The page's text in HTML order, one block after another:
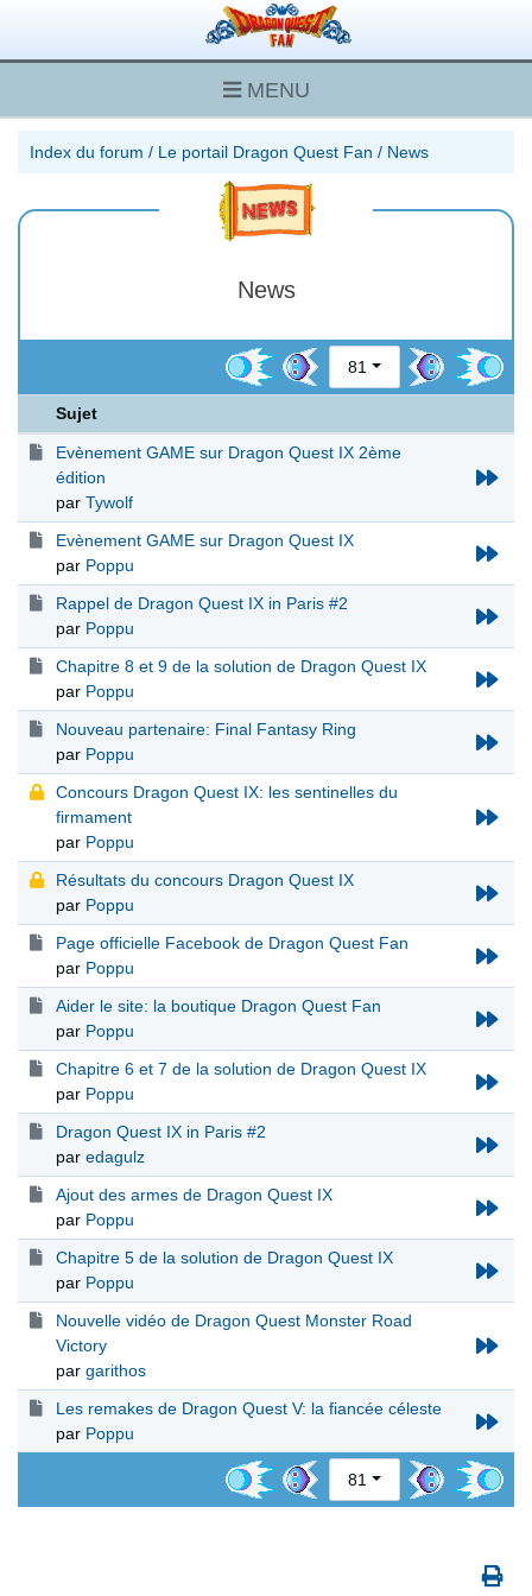
MENU
Index du forum / Le portail Dragon Quest Fan / News
News
81
Sujet
Evènement GAME sur Dragon Quest IX 2ème
édition
par Tywolf
Evènement GAME sur Dragon Quest IX
par Poppu
Rappel de Dragon Quest IX in Paris #2
par Poppu
Chapitre 8 et 9 de la solution de Dragon Quest IX
par Poppu
Nouveau partenaire: Final Fantasy Ring
par Poppu
Concours Dragon Quest IX: les sentinelles du
firmament
par Poppu
Résultats du concours Dragon Quest IX
par Poppu
Page officielle Facebook de Dragon Quest Fan
par Poppu
Aider le site: la boutique Dragon Quest Fan
par Poppu
Chapitre 6 et 7 de la solution de Dragon Quest IX
par Poppu
Dragon Quest IX in Paris #2
par edagulz
Ajout des armes de Dragon Quest IX
par Poppu
Chapitre 5 de la solution de Dragon Quest IX
par Poppu
Nouvelle vidéo de Dragon Quest Monster Road
Victory
par garithos
Les remakes de Dragon Quest V: la fiancée céleste
par Poppu
81